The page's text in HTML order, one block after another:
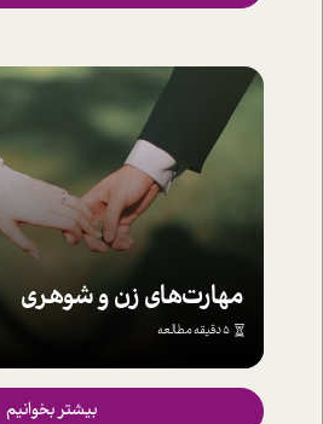
مهارت‌های زن و شوهری
5 دقیقه مطالعه
بیشتر بخوانیم